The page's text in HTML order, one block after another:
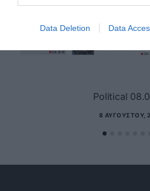
Data Deletion Data
Political
8 ΑΥΓΟΎΣΤΟΥ,